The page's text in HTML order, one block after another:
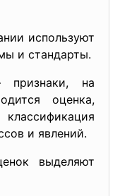
используют
и стандарты.
признаки, на
оценка,
и явлений.
выделяют